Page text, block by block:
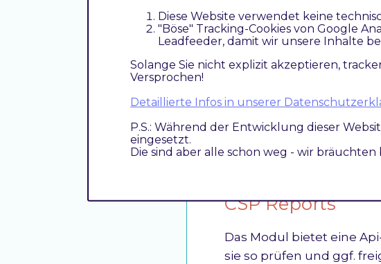
Bitte beachten Sie, dass
mehr zulässig ist.
CSP Reports
Das Modul bietet eine
sie so prüfen und ggf.
Diese Website verwendet keine
"Böse" Tracking-Cookies von Google
Leadfeeder, damit wir unsere Inhalte
Solange Sie nicht explizit akzeptieren,
Versprochen!
Detaillierte Infos in unserer
P.S.: Während der Entwicklung dieser
eingesetzt.
Die sind aber alle schon weg - wir bräuchten